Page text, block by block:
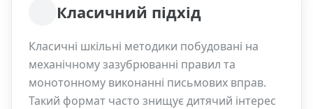
Класичний підхід
Класичні шкільні методики побудовані на
механічному зазубрюванні правил та
монотонному виконанні письмових вправ.
Такий формат часто знищує дитячий інтерес